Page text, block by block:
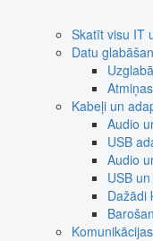
Skatīt visu IT
Datu
Kabeļi un
Audio
USB
Audio
USB
Dažādi